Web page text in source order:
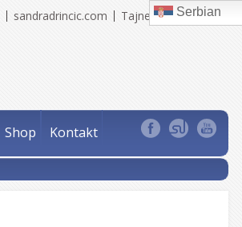
sandradrincic.com Tajne Sandra Drinčić
Shop Kontakt
Serbian